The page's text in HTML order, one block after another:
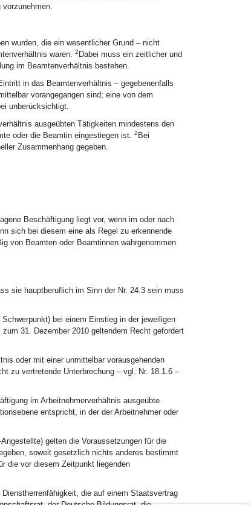
vorzunehmen.
wurden, die ein wesentlicher Grund – nicht
waren. 2 Dabei muss ein zeitlicher und
im Beamtenverhältnis bestehen.
in das Beamtenverhältnis – gegebenenfalls
vorangegangen sind; eine von dem
unberücksichtigt.
ausgeübten Tätigkeiten mindestens den
oder die Beamtin eingestiegen ist. 2 Bei
Zusammenhang gegeben.
Beschäftigung liegt vor, wenn im oder nach
sich bei diesem eine als Regel zu erkennende
von Beamten oder Beamtinnen wahrgenommen
sie hauptberuflich im Sinn der Nr. 24.3 sein muss
bei einem Einstieg in der jeweiligen
31. Dezember 2010 geltendem Recht gefordert
oder mit einer unmittelbar vorausgehenden
zu vertretende Unterbrechung – vgl. Nr. 18.1.6 –
im Arbeitnehmerverhältnis ausgeübte
entspricht, in der der Arbeitnehmer oder
gelten die Voraussetzungen für die
soweit gesetzlich nichts anderes bestimmt
die vor diesem Zeitpunkt liegenden
die auf einem Staatsvertrag
der Deutsche Bildungsrat, die